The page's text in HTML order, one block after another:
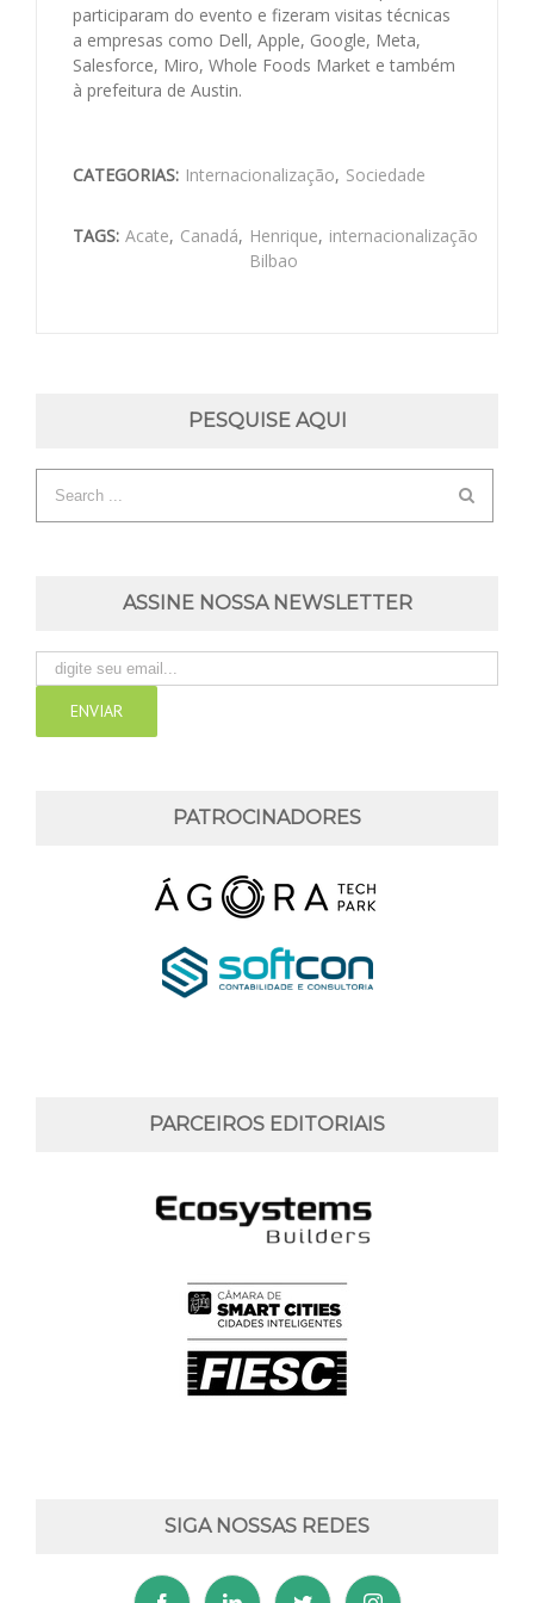
participaram do evento e fizeram visitas técnicas
a empresas como Dell, Apple, Google, Meta,
Salesforce, Miro, Whole Foods Market e também
à prefeitura de Austin.
CATEGORIAS: Internacionalização, Sociedade
TAGS: Acate, Canadá, Henrique
Bilbao
, internacionalização
PESQUISE AQUI
ASSINE NOSSA NEWSLETTER
PATROCINADORES
PARCEIROS EDITORIAIS
SIGA NOSSAS REDES